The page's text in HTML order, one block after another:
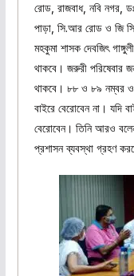
রোড, রাজবাধ, নবি নগর,
পাড়া, সি.আর রোড ও জি
মহকুমা শাসক দেবজিৎ
থাকবে। জরুরী পরিষেবার
থাকবে। ৮৮ ও ৮৯ নম্বর
বাইরে বেরোবেন না। যদি
বেরোবেন। তিনি আরও
প্রশাসন ব্যবস্থা গ্রহণ